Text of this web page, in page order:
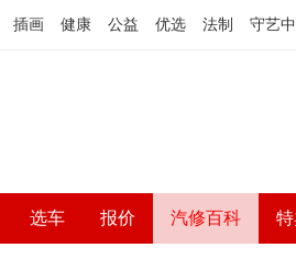
插画 健康 公益 优选 法制 守艺
选车 报价 汽修百科